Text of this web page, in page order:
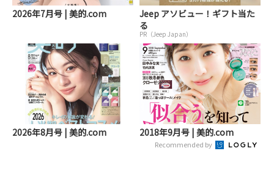
2026年7月号 | 美的.com
Jeep アソビュー！ギフト当た
る
PR（Jeep Japan）
2026年8月号 | 美的.com 2018年9月号 | 美的.com
Recommended by